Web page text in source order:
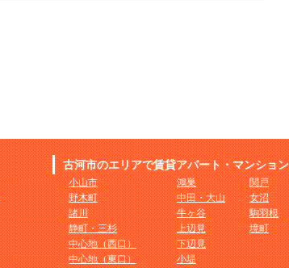
古河市のエリアで賃貸アパート・マンショ
小山市
野木町
諸川
静町・三杉
中心地（西口）
中心地（東口）
鴻巣
中田・大山
牛ヶ谷
上辺見
下辺見
小堤
関戸
女沼
駒羽根
境町